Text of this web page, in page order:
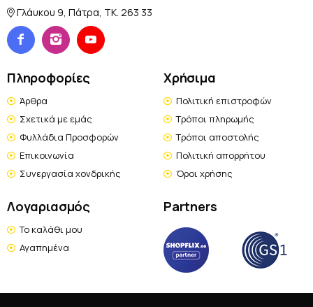
Γλάυκου 9, Πάτρα, TK. 263 33
Πληροφορίες
Άρθρα
Σχετικά με εμάς
Φυλλάδια Προσφορών
Επικοινωνία
Συνεργασία χονδρικής
Χρήσιμα
Πολιτική επιστροφών
Τρόποι πληρωμής
Τρόποι αποστολής
Πολιτική απορρήτου
Όροι χρήσης
Λογαριασμός
Το καλάθι μου
Αγαπημένα
Partners